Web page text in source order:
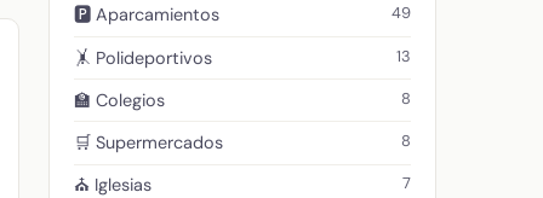
🅿️ Aparcamientos 49
🤸 Polideportivos 13
🏫 Colegios 8
🛒 Supermercados 8
⛪ Iglesias 7